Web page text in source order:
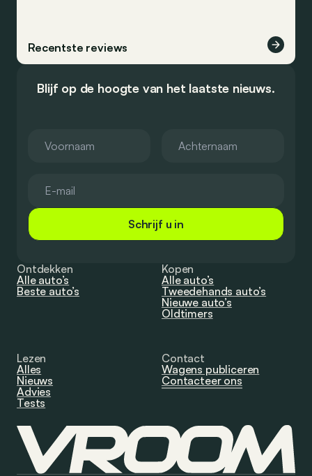
Recentste reviews
Blijf op de hoogte van het laatste nieuws.
Schrijf u in
Ontdekken
Alle auto’s
Beste auto’s
Kopen
Alle auto’s
Tweedehands auto’s
Nieuwe auto’s
Oldtimers
Lezen
Alles
Nieuws
Advies
Tests
Contact
Wagens publiceren
Contacteer ons